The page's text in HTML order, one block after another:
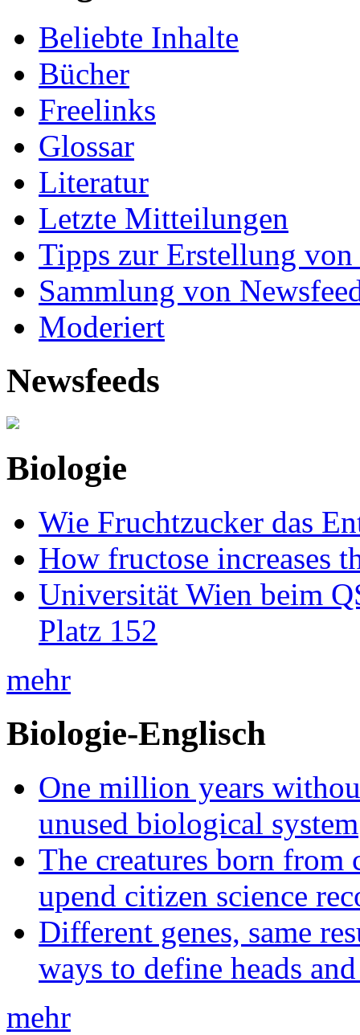
Beliebte Inhalte
Bücher
Freelinks
Glossar
Literatur
Letzte Mitteilungen
Tipps zur Erstellung
Sammlung von
Moderiert
Newsfeeds
Biologie
Wie Fruchtzucker das
How fructose increases
Universität Wien beim
Platz 152
mehr
Biologie-Englisch
One million years
unused biological system
The creatures born from
upend citizen science
Different genes, same
ways to define heads
mehr